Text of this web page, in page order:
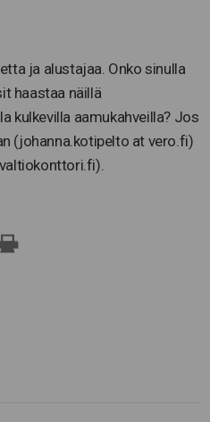
ja alustajaa. Onko sinulla
haastaa näillä
kulkevilla aamukahveilla? Jos
(johanna.kotipelto at vero.fi)